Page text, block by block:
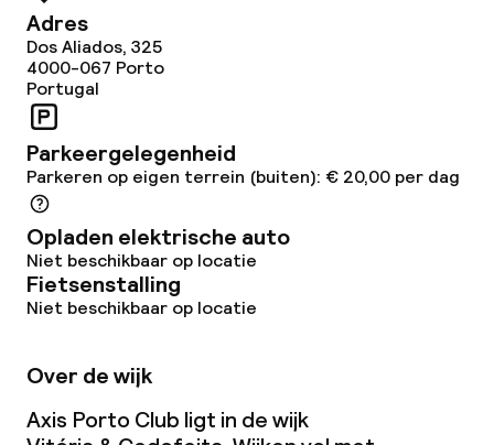
Adres
Dos Aliados, 325
4000-067 Porto
Portugal
Parkeergelegenheid
Parkeren op eigen terrein (buiten): € 20,00 per dag
Opladen elektrische auto
Niet beschikbaar op locatie
Fietsenstalling
Niet beschikbaar op locatie
Over de wijk
Axis Porto Club ligt in de wijk